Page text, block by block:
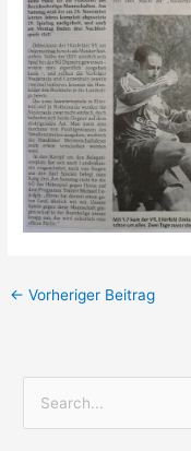
← Vorheriger Beitrag